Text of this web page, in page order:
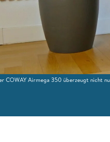
COWAY Airmega 350 überzeugt nicht